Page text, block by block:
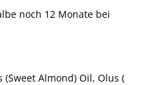
noch 12 Monate bei
Almond) Oil, Olus (